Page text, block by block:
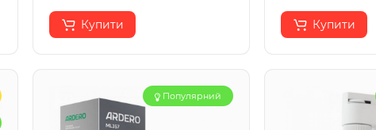
Купити Купити
Популярний